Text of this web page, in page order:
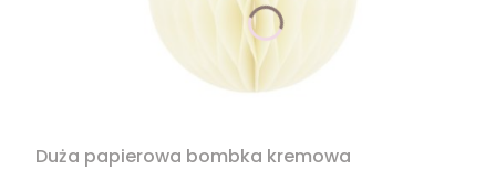
Duża papierowa bombka kremowa